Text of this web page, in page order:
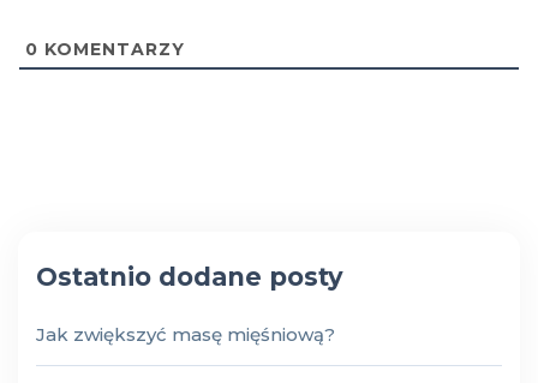
0 KOMENTARZY
Ostatnio dodane posty
Jak zwiększyć masę mięśniową?